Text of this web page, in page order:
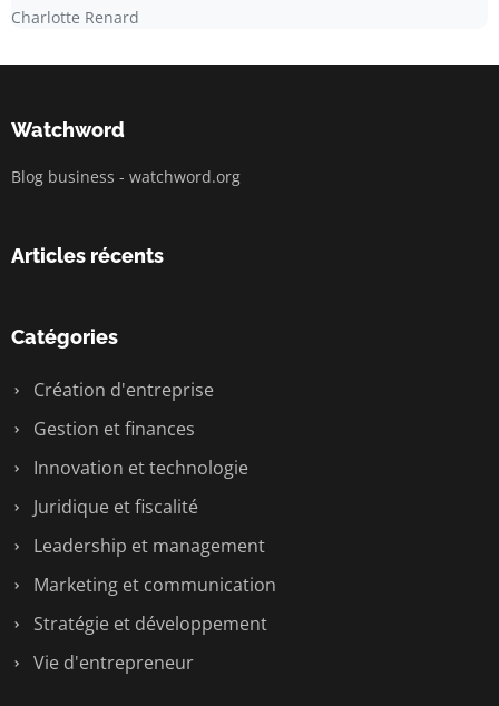
Charlotte Renard
Watchword
Blog business - watchword.org
Articles récents
Catégories
Création d'entreprise
Gestion et finances
Innovation et technologie
Juridique et fiscalité
Leadership et management
Marketing et communication
Stratégie et développement
Vie d'entrepreneur